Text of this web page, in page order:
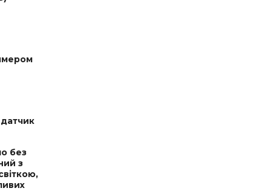
без
з